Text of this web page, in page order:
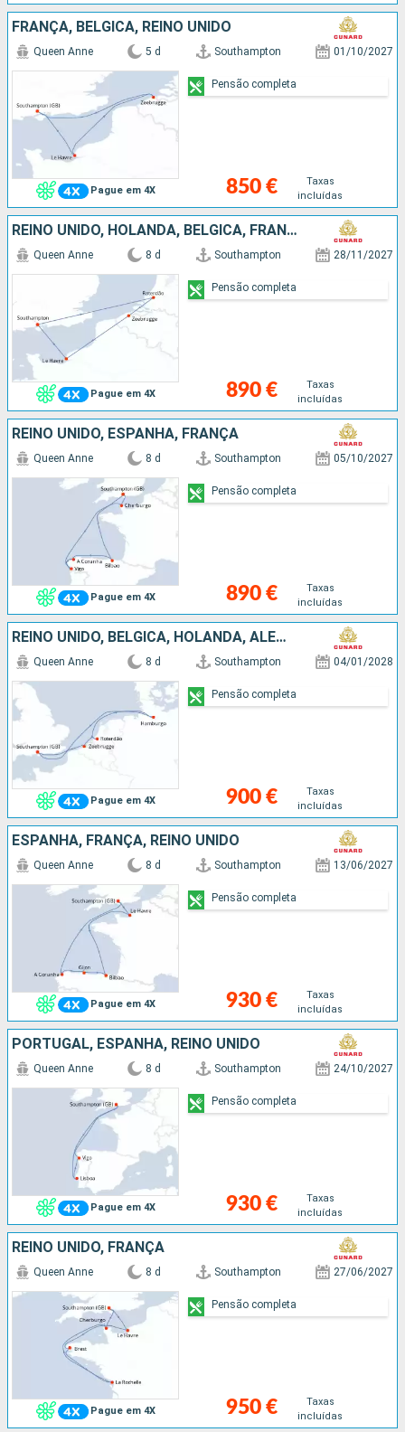
FRANÇA, BÉLGICA, REINO UNIDO
Pague em 4X
Queen Anne 5 d Southampton 01/10/2027
850 €
Taxas
incluídas
Pensão completa
REINO UNIDO, HOLANDA, BÉLGICA, FRANÇA
Pague em 4X
Queen Anne 8 d Southampton 28/11/2027
890 €
Taxas
incluídas
Pensão completa
REINO UNIDO, ESPANHA, FRANÇA
Pague em 4X
Queen Anne 8 d Southampton 05/10/2027
890 €
Taxas
incluídas
Pensão completa
REINO UNIDO, BÉLGICA, HOLANDA, ALEMANHA
Pague em 4X
Queen Anne 8 d Southampton 04/01/2028
900 €
Taxas
incluídas
Pensão completa
ESPANHA, FRANÇA, REINO UNIDO
Pague em 4X
Queen Anne 8 d Southampton 13/06/2027
930 €
Taxas
incluídas
Pensão completa
PORTUGAL, ESPANHA, REINO UNIDO
Pague em 4X
Queen Anne 8 d Southampton 24/10/2027
930 €
Taxas
incluídas
Pensão completa
REINO UNIDO, FRANÇA
Pague em 4X
Queen Anne 8 d Southampton 27/06/2027
950 €
Taxas
incluídas
Pensão completa